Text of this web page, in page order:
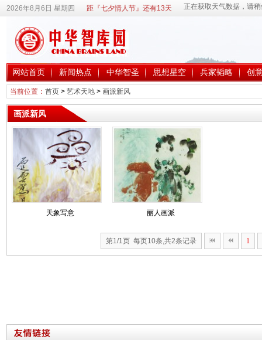
2026年8月6日 星期四 距『七夕情人节』还有13天
网站首页 新闻热点 中华智圣 思想星空 兵家韬略 创
当前位置： 首页> 艺术天地> 画派新风
画派新风
天象写意 丽人画派
第1/1页 每页10条,共2条记录 1